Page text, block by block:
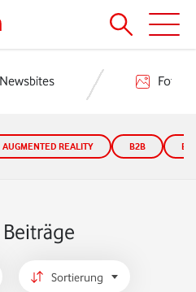
Newsbites Fotos
AUGMENTED REALITY B2B
Beiträge
Sortierung